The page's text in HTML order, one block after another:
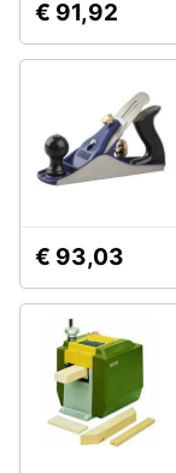
€ 91,92
€ 93,03